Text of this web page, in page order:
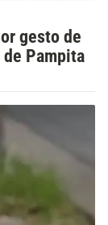
gesto de
Pampita